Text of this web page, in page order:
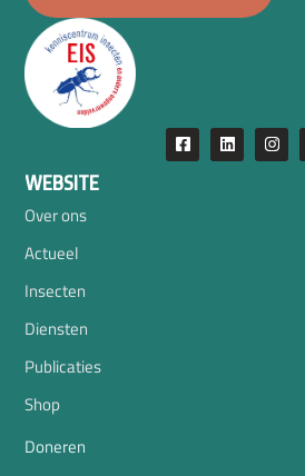
WEBSITE
Over ons
Actueel
Insecten
Diensten
Publicaties
Shop
Doneren